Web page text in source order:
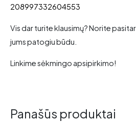
208997332604553
Vis dar turite klausimų? Norite
jums patogiu būdu.
Linkime sėkmingo apsipirkimo!
Panašūs produktai